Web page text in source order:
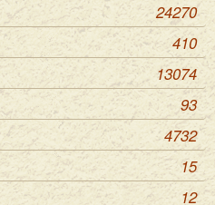
24270
410
13074
93
4732
15
12